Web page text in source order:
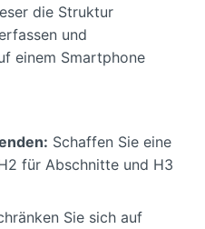
die Struktur
und
einem Smartphone
Schaffen Sie eine
für Abschnitte und H3
Sie sich auf